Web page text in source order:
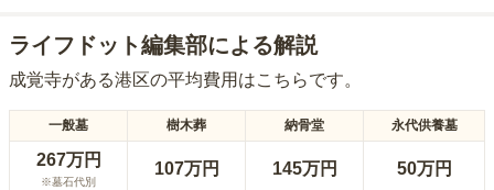
ライフドット編集部による解説
成覚寺がある港区の平均費用はこちらです。
一般墓 樹木葬 納骨堂 永代供養墓
267万円
※墓石代別
107万円 145万円 50万円